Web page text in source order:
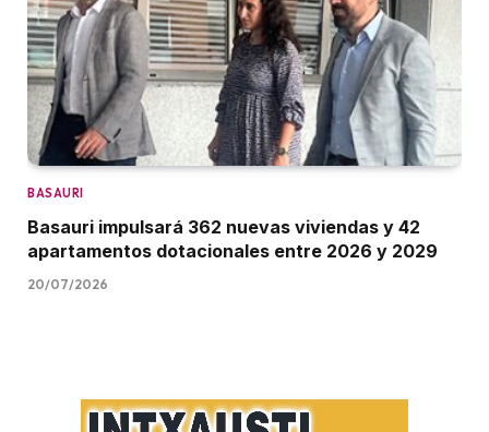
BASAURI
Basauri impulsará 362 nuevas viviendas y 42
apartamentos dotacionales entre 2026 y 2029
20/07/2026